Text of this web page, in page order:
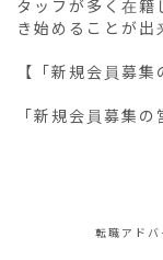
タッフが多く在籍
き始めることが出
【「新規会員募
「新規会員募集
転職アドバ